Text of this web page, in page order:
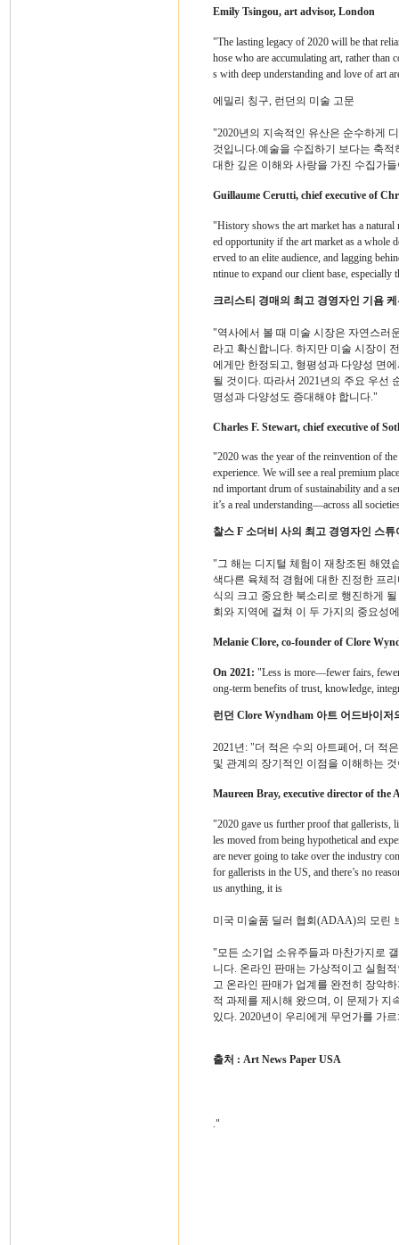
Emily Tsingou, art advisor, London
"The lasting legacy of 2020 will be that
hose who are accumulating art, rather than
s with deep understanding and love of art
에밀리 칭구, 런던의 미술 고문
"2020년의 지속적인 유산은 순수하게
것입니다.예술을 수집하기 보다는 축
대한 깊은 이해와 사랑을 가진 수집가
Guillaume Cerutti, chief executive of
"History shows the art market has a
ed opportunity if the art market as a whole
erved to an elite audience, and lagging
ntinue to expand our client base,
크리스티 경매의 최고 경영자인 기욤
"역사에서 볼 때 미술 시장은 자연스러
라고 확신합니다. 하지만 미술 시장이
에게만 한정되고, 형평성과 다양성 면
될 것이다. 따라서 2021년의 주요 우선
명성과 다양성도 증대해야 합니다."
Charles F. Stewart, chief executive of
"2020 was the year of the reinvention of
experience. We will see a real premium
nd important drum of sustainability and a
it’s a real understanding—across all
찰스 F 소더비 사의 최고 경영자인 스튜
"그 해는 디지털 체험이 재창조된 해였
색다른 육체적 경험에 대한 진정한 프
식의 크고 중요한 북소리로 행진하게
회와 지역에 걸쳐 이 두 가지의 중요성
Melanie Clore, co-founder of Clore
On 2021: "Less is more—fewer fairs, fewer
ong-term benefits of trust, knowledge,
런던 Clore Wyndham 아트 어드바이저
2021년: "더 적은 수의 아트페어, 더 적
및 관계의 장기적인 이점을 이해하는
Maureen Bray, executive director of the
"2020 gave us further proof that gallerists,
les moved from being hypothetical and
are never going to take over the industry
for gallerists in the US, and there’s no
us anything, it is
미국 미술품 딜러 협회(ADAA)의 모린
"모든 소기업 소유주들과 마찬가지로
니다. 온라인 판매는 가상적이고 실험
고 온라인 판매가 업계를 완전히 장악
적 과제를 제시해 왔으며, 이 문제가 지
있다. 2020년이 우리에게 무언가를 가
출처 : Art News Paper USA
."